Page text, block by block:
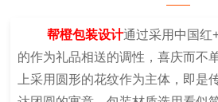
帮橙包装设计通过采用中国红
的作为礼品相送的调性，喜庆而不
上采用圆形的花纹作为主体，即是